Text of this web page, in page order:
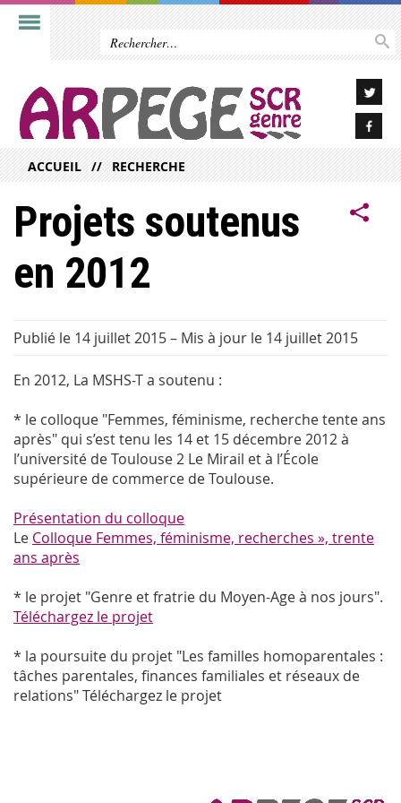
ACCUEIL RECHERCHE
Projets soutenus
en 2012
Publié le 14 juillet 2015– Mis à jour le 14 juillet 2015
En 2012, La MSHS-T a soutenu :
* le colloque "Femmes, féminisme, recherche tente ans
après" qui s’est tenu les 14 et 15 décembre 2012 à
l’université de Toulouse 2 Le Mirail et à l’École
supérieure de commerce de Toulouse.
Présentation du colloque
Le Colloque Femmes, féminisme, recherches », trente
ans après
* le projet "Genre et fratrie du Moyen-Age à nos jours".
Téléchargez le projet
* la poursuite du projet "Les familles homoparentales :
tâches parentales, finances familiales et réseaux de
relations" Téléchargez le projet